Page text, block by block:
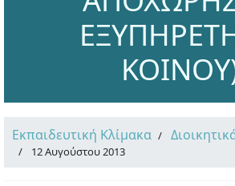
Εκπαιδευτική Κλίμακα
12 Αυγούστου 2013